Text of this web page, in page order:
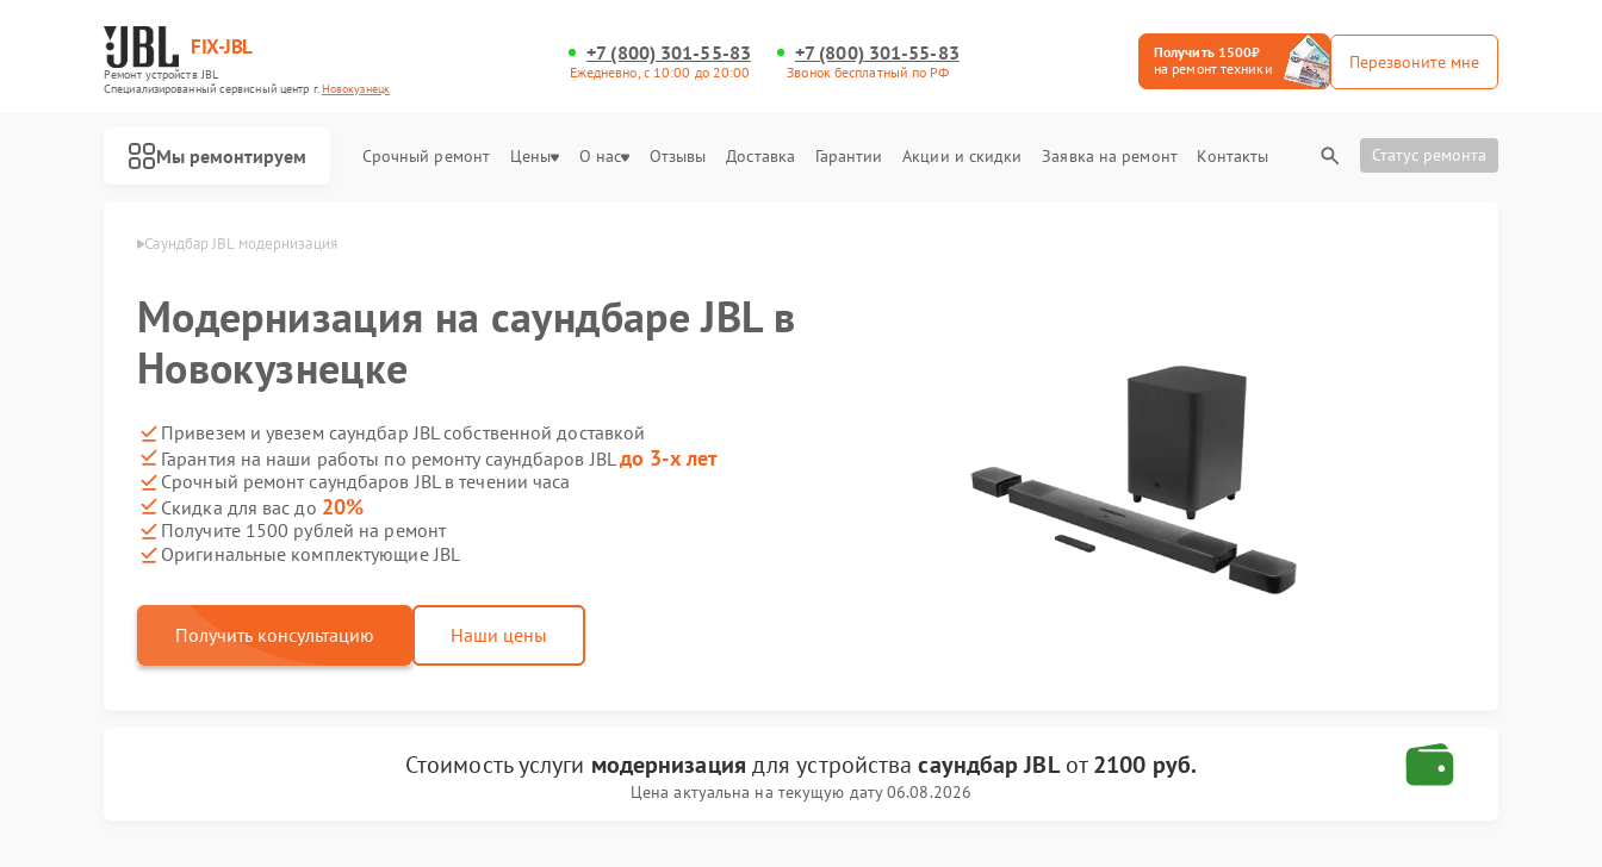
FIX-JBL
Ремонт устройств JBL
Специализированный cервисный центр г.Новокузнецк
+7 (800) 301-55-83
Ежедневно, с 10:00 до 20:00
+7 (800) 301-55-83
Звонок бесплатный по РФ
Получить 1500₽
на ремонт техники
Перезвоните мне
Мы ремонтируем Срочный ремонт Цены О нас Отзывы Доставка Гарантии Акции и скидки Заявка на ремонт Контакты Статус ремонта
в Новокузнецке Саундбар JBL модернизация
Модернизация на саундбаре JBL в
Новокузнецке
Привезем и увезем саундбар JBL собственной доставкой
Гарантия на наши работы по ремонту саундбаров JBL до 3-х лет
Срочный ремонт саундбаров JBL в течении часа
Скидка для вас до 20%
Получите 1500 рублей на ремонт
Оригинальные комплектующие JBL
Получить консультацию Наши цены
Стоимость услуги модернизация для устройствасаундбар JBLот2100 руб.
Цена актуальна на текущую дату 06.08.2026